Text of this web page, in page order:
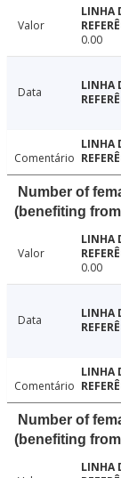
Valor
0.00
Data
Comentário
Number of
(benefiting
Valor
0.00
Data
Comentário
Number of
(benefiting